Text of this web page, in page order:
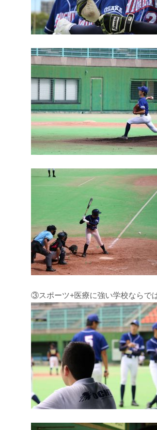
③スポーツ+医療に強い学校ならで